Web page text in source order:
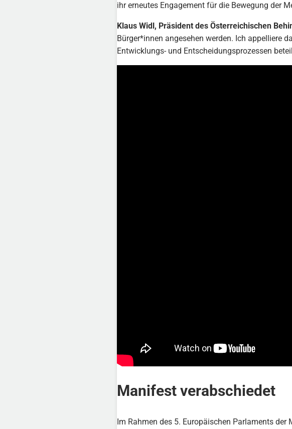
ihr erneutes Engagement für die Bewegung der
Klaus Widl, Präsident des Österreichischen
Bürger*innen angesehen werden. Ich appelliere
Entwicklungs- und Entscheidungsprozessen
Manifest verabschiedet
Im Rahmen des 5. Europäischen Parlaments